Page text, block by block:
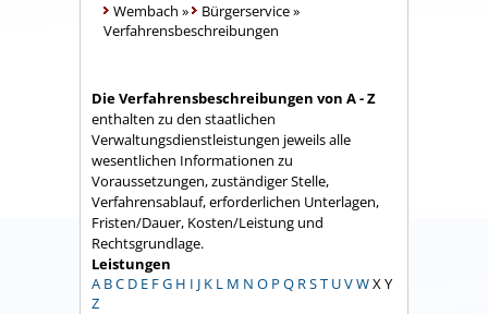
Wembach » Bürgerservice»
Verfahrensbeschreibungen
Die Verfahrensbeschreibungen von A - Z
enthalten zu den staatlichen
Verwaltungsdienstleistungen jeweils alle
wesentlichen Informationen zu
Voraussetzungen, zuständiger Stelle,
Verfahrensablauf, erforderlichen Unterlagen,
Fristen/Dauer, Kosten/Leistung und
Rechtsgrundlage.
Leistungen
A BC D E FG H I J K L M N O P Q RST UVWX Y
Z